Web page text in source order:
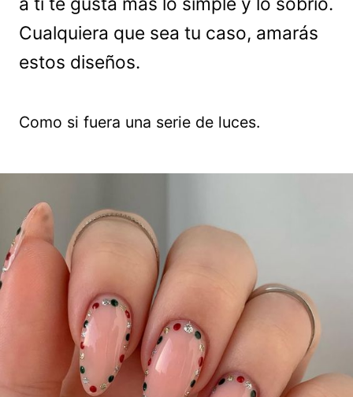
Cualquiera que sea tu caso, amarás
estos diseños.
Como si fuera una serie de luces.